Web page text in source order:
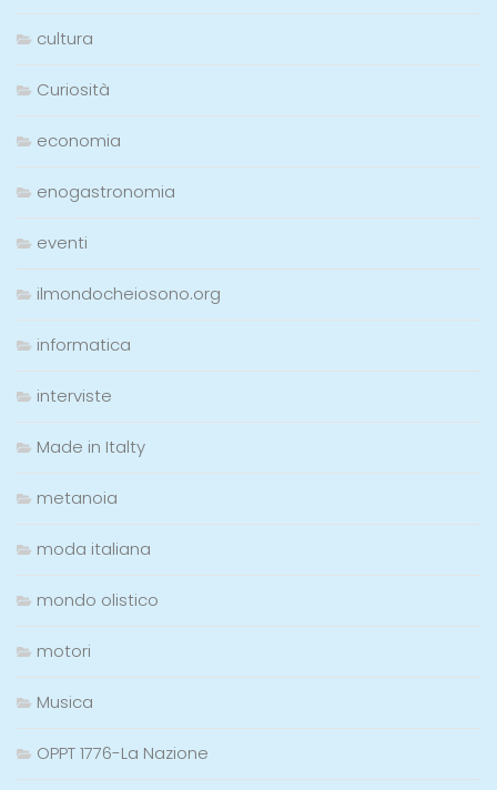
cultura
Curiosità
economia
enogastronomia
eventi
ilmondocheiosono.org
informatica
interviste
Made in Italty
metanoia
moda italiana
mondo olistico
motori
Musica
OPPT 1776-La Nazione